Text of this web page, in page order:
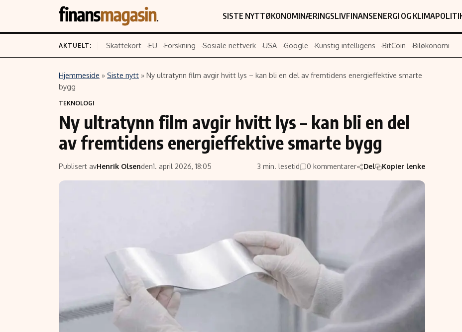
SISTE NYTTØKONOMINÆRINGSLIVFINANSENERGI OG KLIMA
Innhold
Siste nytt
Eiendom
Energi og klima
Fritid
Hav og sjømat
Økonomi
Teknologi
Google
Kunstig intelligens
BitCoin
Annonsepolicy
Retningslinjer for
Redaksjonell policy
AKTUELT: Skattekort EU Forskning Sosiale nettverk USA Google Kunstig intelligens BitCoin Biløkonomi
Hjemmeside » Siste nytt » Ny ultratynn film avgir hvitt lys – kan bli en del av fremtidens energieffektive smarte
bygg
TEKNOLOGI
Ny ultratynn film avgir hvitt lys – kan bli en del
av fremtidens energieffektive smarte bygg
Publisert avHenrik Olsenden1. april 2026, 18:05 3 min. lesetid 0 kommentarer Del Kopier lenke